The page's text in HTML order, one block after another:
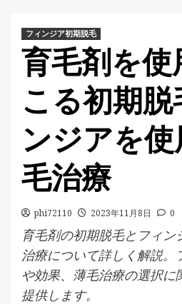
フィンジア初期脱毛
育毛剤を
こる初期
ンジアを
毛治療
phi72110 2023年11月8日 0
育毛剤の初期脱毛とフィ
治療について詳しく解説。
や効果、薄毛治療の選択に
提供します。